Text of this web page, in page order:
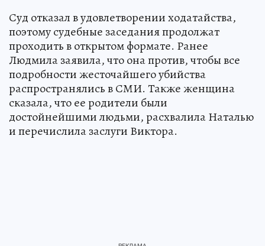
Суд отказал в удовлетворении ходатайства,
поэтому судебные заседания продолжат
проходить в открытом формате. Ранее
Людмила заявила, что она против, чтобы все
подробности жесточайшего убийства
распространялись в СМИ. Также женщина
сказала, что ее родители были
достойнейшими людьми, расхвалила Наталью
и перечислила заслуги Виктора.